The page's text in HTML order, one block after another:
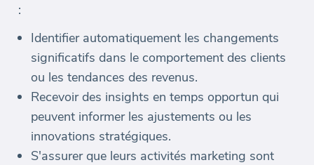
:
Identifier automatiquement les changements
significatifs dans le comportement des clients
ou les tendances des revenus.
Recevoir des insights en temps opportun qui
peuvent informer les ajustements ou les
innovations stratégiques.
S'assurer que leurs activités marketing sont